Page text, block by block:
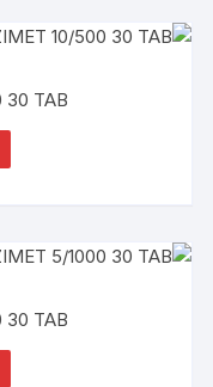
30 TAB
30 TAB